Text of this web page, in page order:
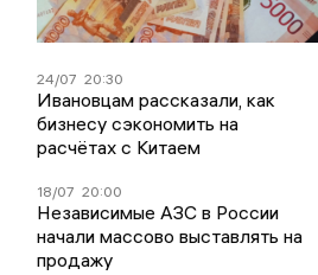
24/07 20:30
Ивановцам рассказали, как
бизнесу сэкономить на
расчётах с Китаем
18/07 20:00
Независимые АЗС в России
начали массово выставлять на
продажу